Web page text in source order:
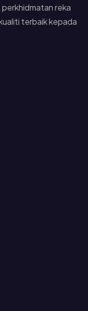
perkhidmatan reka
terbaik kepada